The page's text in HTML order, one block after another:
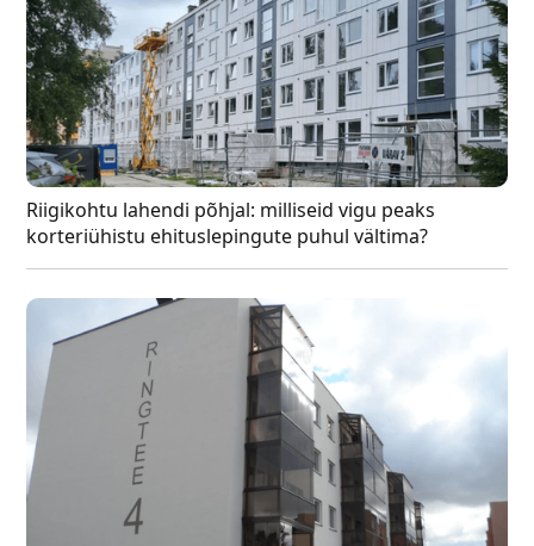
Riigikohtu lahendi põhjal: milliseid vigu peaks
korteriühistu ehituslepingute puhul vältima?